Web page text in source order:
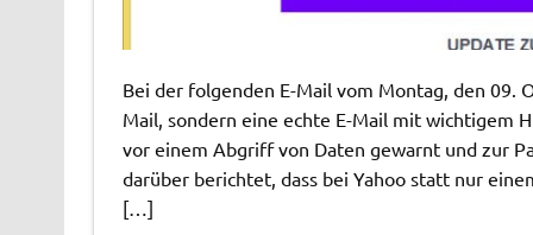
Bei der folgenden E-Mail vom Montag, den 09.
Mail, sondern eine echte E-Mail mit wichtigem
vor einem Abgriff von Daten gewarnt und zur
darüber berichtet, dass bei Yahoo statt nur
[…]